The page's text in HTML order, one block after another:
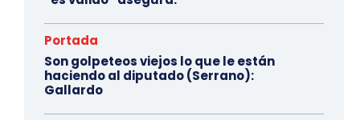
Portada
Son golpeteos viejos lo que le están
haciendo al diputado (Serrano):
Gallardo